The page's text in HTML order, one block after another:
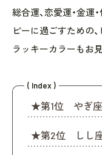
総合運、恋愛運・金運
ピーに過ごすための
ラッキーカラーもお
( Index )
★第1位 やぎ座
★第2位 しし